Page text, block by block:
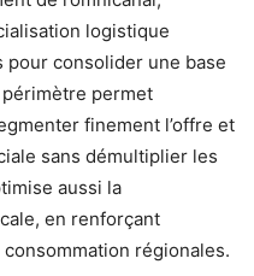
logistique
consolider une base
permet
finement l’offre et
sans démultiplier les
aussi la
en renforçant
consommation régionales.